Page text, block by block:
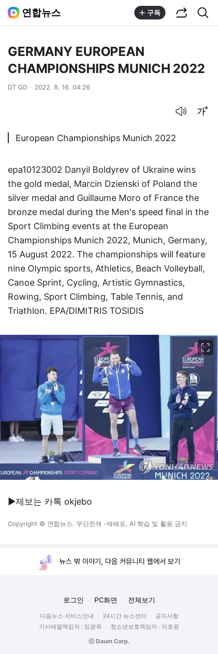
연합뉴스 구독
GERMANY EUROPEAN
CHAMPIONSHIPS MUNICH 2022
DT GD 2022. 8. 16. 04:26
European Championships Munich 2022
epa10123002 Danyil Boldyrev of Ukraine wins
the gold medal, Marcin Dzienski of Poland the
silver medal and Guillaume Moro of France the
bronze medal during the Men's speed final in the
Sport Climbing events at the European
Championships Munich 2022, Munich, Germany,
15 August 2022. The championships will feature
nine Olympic sports, Athletics, Beach Volleyball,
Canoe Sprint, Cycling, Artistic Gymnastics,
Rowing, Sport Climbing, Table Tennis, and
Triathlon. EPA/DIMITRIS TOSIDIS
▶제보는 카톡 okjebo
Copyright © 연합뉴스. 무단전재 -재배포, AI 학습 및 활용 금지
뉴스 밖 이야기, 다음 커뮤니티 웹에서 보기
로그인 PC화면 전체보기
다음뉴스 서비스안내 24시간 뉴스센터
공지사항
기사배열책임자 : 임광욱
청소년보호책임자 : 이호원
ⓒ Daum Corp.